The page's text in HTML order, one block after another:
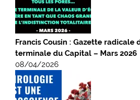
Francis Cousin : Gazette radicale
terminale du Capital – Mars 2026
08/04/2026